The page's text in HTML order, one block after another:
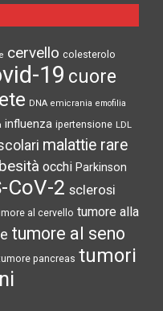
cervello colesterolo
19 cuore
DNA emicrania emofilia
influenza ipertensione LDL
malattie rare
occhi Parkinson
CoV-2 sclerosi
al cervello tumore alla
tumore al seno
pancreas tumori